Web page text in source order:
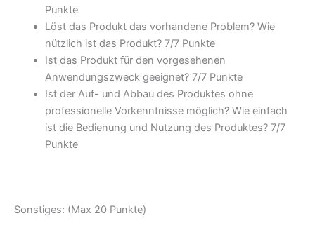
Punkte
Löst das Produkt das vorhandene Problem? Wie
nützlich ist das Produkt? 7/7 Punkte
Ist das Produkt für den vorgesehenen
Anwendungszweck geeignet? 7/7 Punkte
Ist der Auf- und Abbau des Produktes ohne
professionelle Vorkenntnisse möglich? Wie einfach
ist die Bedienung und Nutzung des Produktes? 7/7
Punkte
Sonstiges: (Max 20 Punkte)